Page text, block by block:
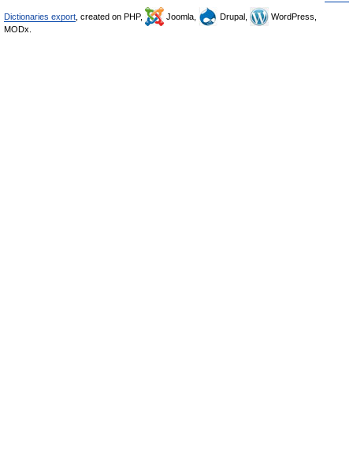
Dictionaries export , created on PHP, Joomla, Drupal,
WordPress,
MODx.